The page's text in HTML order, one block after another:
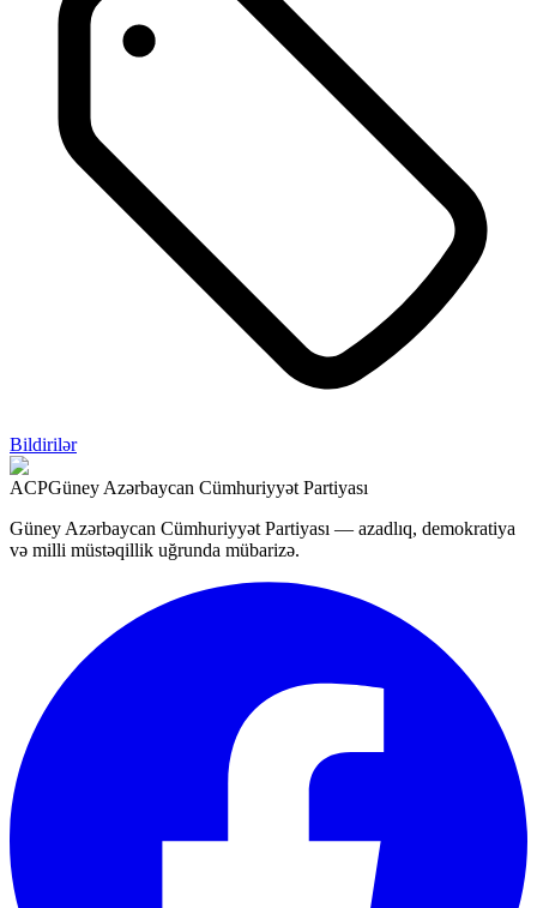
Bildirilər
ACPGüney Azərbaycan Cümhuriyyət Partiyası
Güney Azərbaycan Cümhuriyyət Partiyası — azadlıq, demokratiya
və milli müstəqillik uğrunda mübarizə.